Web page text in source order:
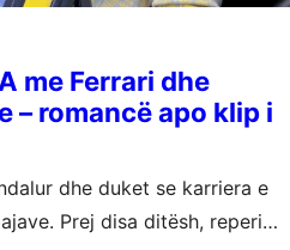
me Ferrari dhe
– romancë apo klip i
dhe duket se karriera e
Prej disa ditësh, reperi